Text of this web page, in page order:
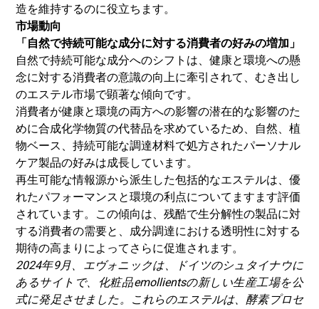
造を維持するのに役立ちます。
市場動向
「自然で持続可能な成分に対する消費者の好みの増加」
自然で持続可能な成分へのシフトは、健康と環境への懸
念に対する消費者の意識の向上に牽引されて、むき出し
のエステル市場で顕著な傾向です。
消費者が健康と環境の両方への影響の潜在的な影響のた
めに合成化学物質の代替品を求めているため、自然、植
物ベース、持続可能な調達材料で処方されたパーソナル
ケア製品の好みは成長しています。
再生可能な情報源から派生した包括的なエステルは、優
れたパフォーマンスと環境の利点についてますます評価
されています。この傾向は、残酷で生分解性の製品に対
する消費者の需要と、成分調達における透明性に対する
期待の高まりによってさらに促進されます。
2024年9月、エヴォニックは、ドイツのシュタイナウに
あるサイトで、化粧品emollientsの新しい生産工場を公
式に発足させました。これらのエステルは、酵素プロセ